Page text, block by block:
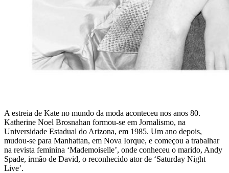
A estreia de Kate no mundo da moda aconteceu nos anos 80.
Katherine Noel Brosnahan formou-se em Jornalismo, na
Universidade Estadual do Arizona, em 1985. Um ano depois,
mudou-se para Manhattan, em Nova Iorque, e começou a trabalhar
na revista feminina ‘Mademoiselle’, onde conheceu o marido, Andy
Spade, irmão de David, o reconhecido ator de ‘Saturday Night
Live’.